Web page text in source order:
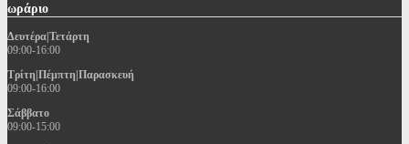
ωράριο
Δευτέρα|Τετάρτη
09:00-16:00
Τρίτη|Πέμπτη|Παρασκευή
09:00-16:00
Σάββατο
09:00-15:00